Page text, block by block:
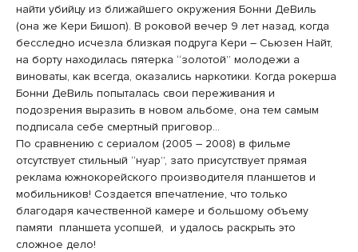
найти убийцу из ближайшего окружения Бонни ДеВиль
(она же Кери Бишоп). В роковой вечер 9 лет назад, когда
бесследно исчезла близкая подруга Кери – Сьюзен Найт,
на борту находилась пятерка “золотой” молодежи а
виноваты, как всегда, оказались наркотики. Когда рокерша
Бонни ДеВиль попыталась свои переживания и
подозрения выразить в новом альбоме, она тем самым
подписала себе смертный приговор…
По сравнению с сериалом (2005 – 2008) в фильме
отсутствует стильный “нуар”, зато присутствует прямая
реклама южнокорейского производителя планшетов и
мобильников! Создается впечатление, что только
благодаря качественной камере и большому объему
памяти планшета усопшей, и удалось раскрыть это
сложное дело!